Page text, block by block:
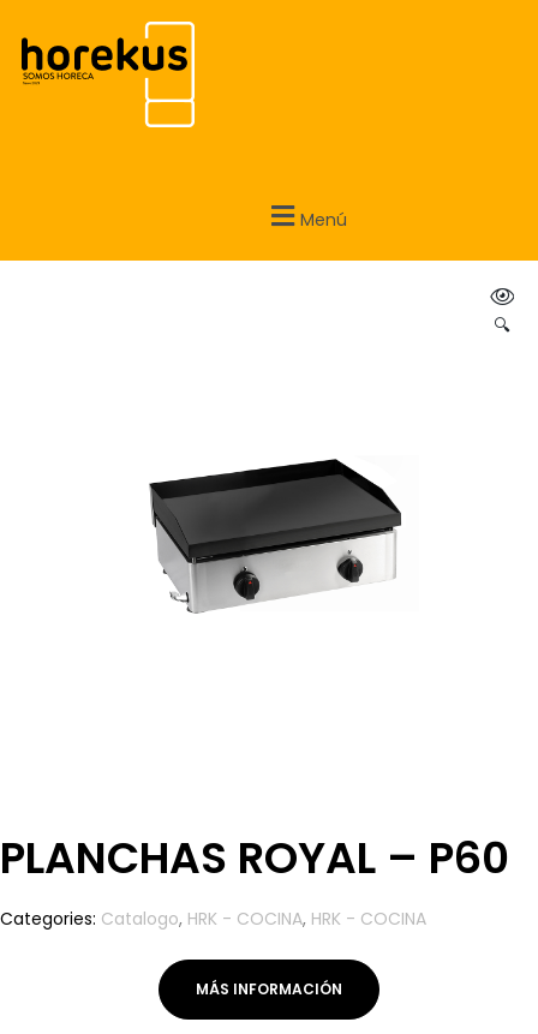
Menú
🔍
PLANCHAS ROYAL – P60
Categories: Catalogo, HRK - COCINA, HRK - COCINA
MÁS INFORMACIÓN